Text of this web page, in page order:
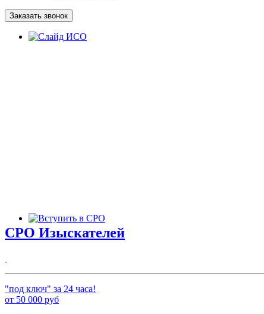
Заказать звонок
СРО Изыскателей
"под ключ" за 24 часа!
от 50 000 руб